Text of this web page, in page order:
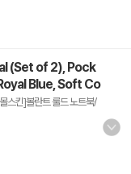
(Set of 2), Pock
Blue, Soft Co
스킨]볼란트 룰드 노트북/